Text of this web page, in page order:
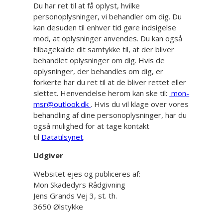
Du har ret til at få oplyst, hvilke
personoplysninger, vi behandler om dig. Du
kan desuden til enhver tid gøre indsigelse
mod, at oplysninger anvendes. Du kan også
tilbagekalde dit samtykke til, at der bliver
behandlet oplysninger om dig. Hvis de
oplysninger, der behandles om dig, er
forkerte har du ret til at de bliver rettet eller
slettet. Henvendelse herom kan ske til: mon-
msr@outlook.dk. Hvis du vil klage over vores
behandling af dine personoplysninger, har du
også mulighed for at tage kontakt
til Datatilsynet.
Udgiver
Websitet ejes og publiceres af:
Mon Skadedyrs Rådgivning
Jens Grands Vej 3, st. th.
3650 Ølstykke